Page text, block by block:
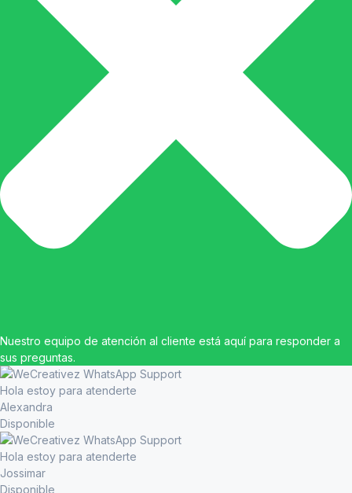
Nuestro equipo de atención al cliente está aquí para responder a
sus preguntas.
Hola estoy para atenderte
Alexandra
Disponible
Hola estoy para atenderte
Jossimar
Disponible